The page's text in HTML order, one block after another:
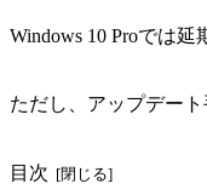
Windows 10 Proでは
ただし、アップデー
目次